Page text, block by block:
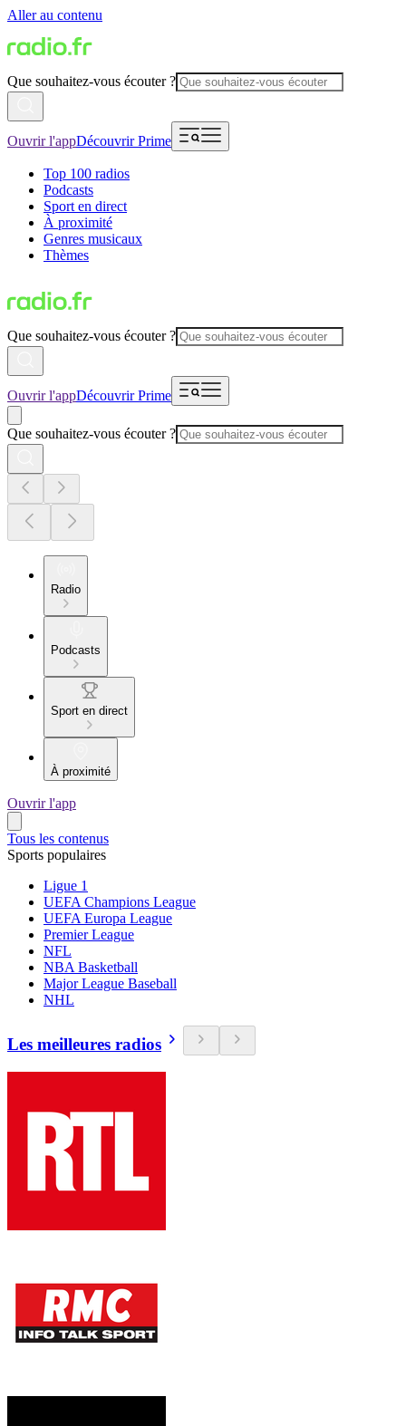
Aller au contenu
Que souhaitez-vous écouter ?
Ouvrir l'appDécouvrir Prime
Top 100 radios
Podcasts
Sport en direct
À proximité
Genres musicaux
Thèmes
Que souhaitez-vous écouter ?
Ouvrir l'appDécouvrir Prime
Que souhaitez-vous écouter ?
Radio
Podcasts
Sport en direct
À proximité
Ouvrir l'app
Tous les contenus
Sports populaires
Ligue 1
UEFA Champions League
UEFA Europa League
Premier League
NFL
NBA Basketball
Major League Baseball
NHL
Les meilleures radios